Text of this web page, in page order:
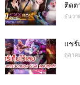
ติดต
ธันวา
แชร์
ตุลาค